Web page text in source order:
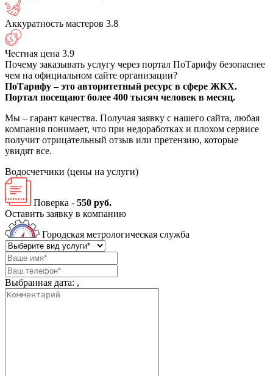
Аккуратность мастеров 3.8
Честная цена 3.9
Почему заказывать услугу через портал ПоТарифу безопаснее
чем на официальном сайте организации?
ПоТарифу – это авторитетный ресурс в сфере ЖКХ.
Портал посещают более 400 тысяч человек в месяц.
Мы – гарант качества. Получая заявку с нашего сайта, любая
компания понимает, что при недоработках и плохом сервисе
получит отрицательный отзыв или претензию, которые
увидят все.
Водосчетчики (цены на услуги)
Поверка - 550 руб.
Оставить заявку в компанию
Городская метрологическая служба
Выбранная дата: ,